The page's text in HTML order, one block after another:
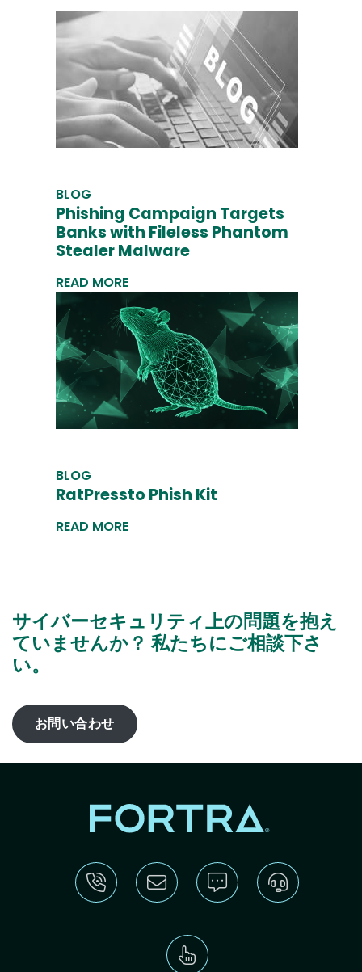
BLOG
Phishing Campaign Targets
Banks with Fileless Phantom
Stealer Malware
READ MORE
BLOG
RatPressto Phish Kit
READ MORE
サイバーセキュリティ上の問題を抱え
ていませんか？ 私たちにご相談下さ
い。
お問い合わせ